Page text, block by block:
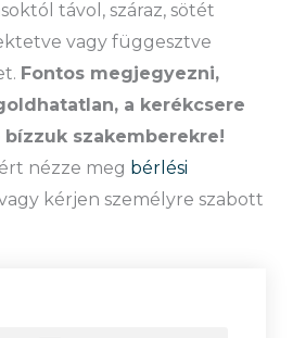
távol, száraz, sötét
vagy függesztve
Fontos megjegyezni,
a kerékcsere
szakemberekre!
nézze meg bérlési
kérjen személyre szabott